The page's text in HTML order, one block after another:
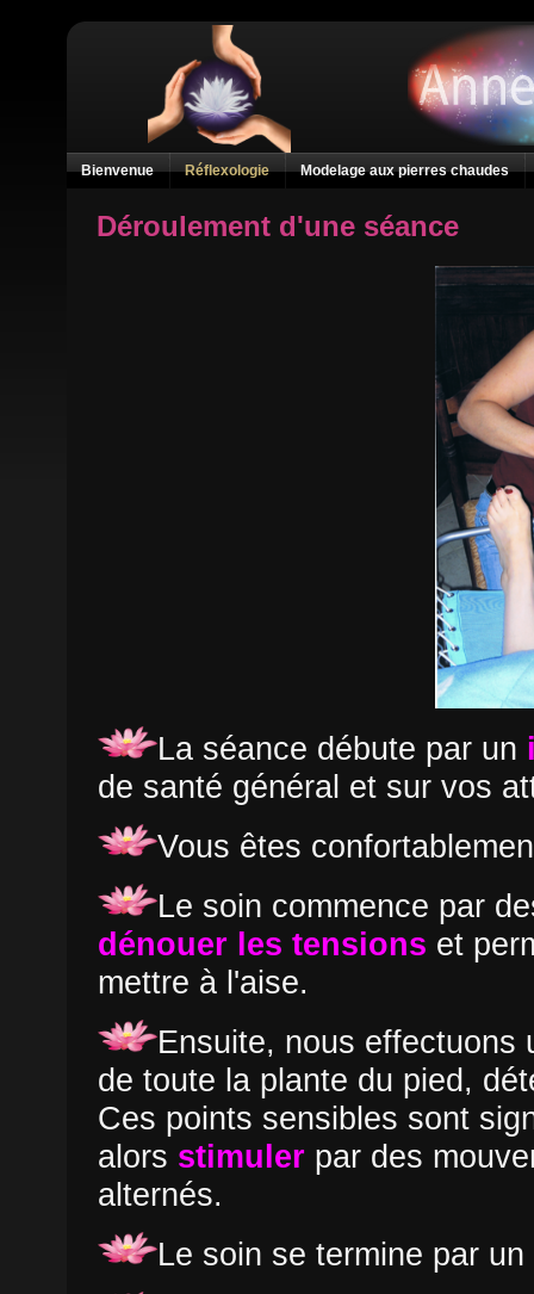
Bienvenue Réflexologie Modelage aux pierres chaudes
Déroulement d'une séance
La séance débute par un
de santé général et sur vos
Vous êtes
Le soin commence par
dénouer les tensions et
mettre à l'aise.
Ensuite, nous effectuons
de toute la plante du pied,
Ces points sensibles sont
alors stimuler par des
alternés.
Le soin se termine par un